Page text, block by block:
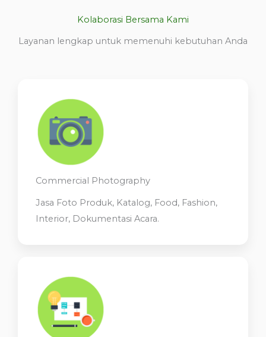
Kolaborasi Bersama Kami
Layanan lengkap untuk memenuhi kebutuhan Anda
Commercial Photography
Jasa Foto Produk, Katalog, Food, Fashion,
Interior, Dokumentasi Acara.